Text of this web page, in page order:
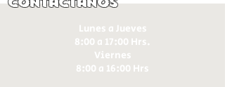
Lunes a Jueves
8:00 a 17:00 Hrs.
Viernes
8:00 a 16:00 Hrs​